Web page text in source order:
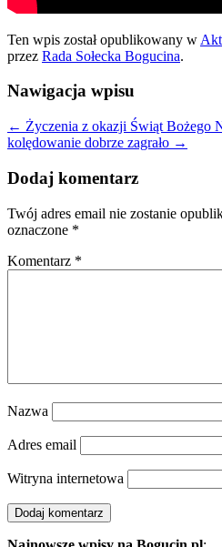
Ten wpis został opublikowany w
przez Rada Sołecka Bogucina.
Nawigacja wpisu
← Życzenia z okazji Świąt Bożego
kolędowanie dobrze zagrało →
Dodaj komentarz
Twój adres email nie zostanie
oznaczone *
Komentarz *
Nazwa
Adres email
Witryna internetowa